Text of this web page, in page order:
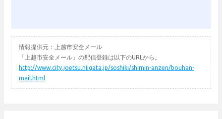
情報提供元：上越市安全メール
「上越市安全メール」の配信登録は以下のURLから。
http://www.city.joetsu.niigata.jp/soshiki/shimin-anzen/bouhan-
mail.html